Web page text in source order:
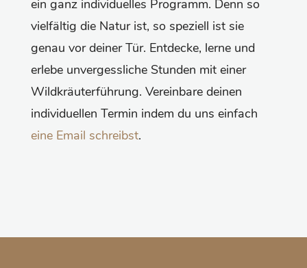
ein ganz individuelles Programm. Denn so
vielfältig die Natur ist, so speziell ist sie
genau vor deiner Tür. Entdecke, lerne und
erlebe unvergessliche Stunden mit einer
Wildkräuterführung. Vereinbare deinen
individuellen Termin indem du uns einfach
eine Email schreibst.